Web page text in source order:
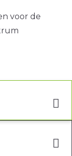
voor de